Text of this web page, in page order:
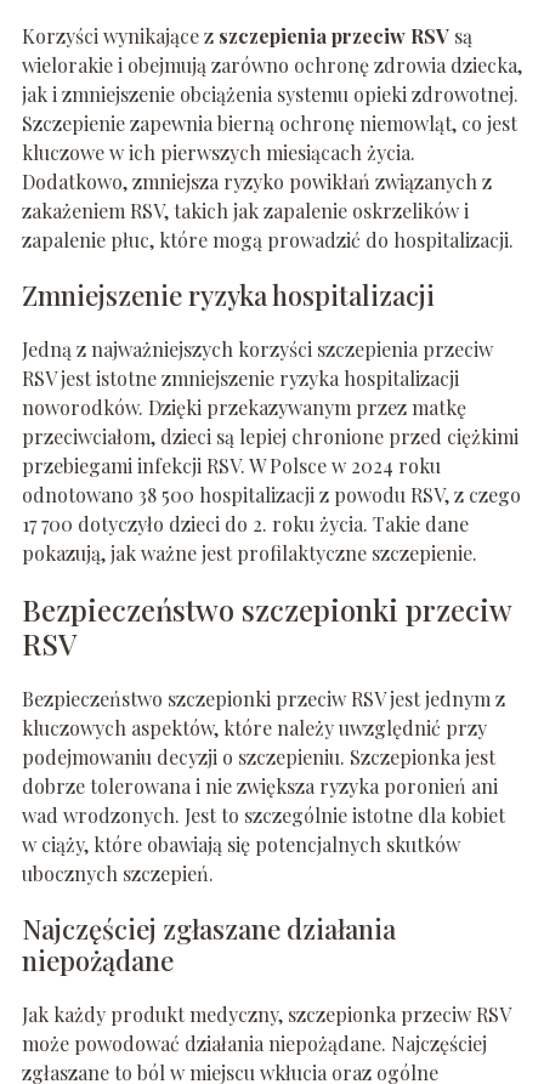
Korzyści wynikające z szczepienia przeciw RSVsą
wielorakie i obejmują zarówno ochronę zdrowia dziecka,
jak i zmniejszenie obciążenia systemu opieki zdrowotnej.
Szczepienie zapewnia bierną ochronę niemowląt, co jest
kluczowe w ich pierwszych miesiącach życia.
Dodatkowo, zmniejsza ryzyko powikłań związanych z
zakażeniem RSV, takich jak zapalenie oskrzelików i
zapalenie płuc, które mogą prowadzić do hospitalizacji.
Zmniejszenie ryzyka hospitalizacji
Jedną z najważniejszych korzyści szczepienia przeciw
RSV jest istotne zmniejszenie ryzyka hospitalizacji
noworodków. Dzięki przekazywanym przez matkę
przeciwciałom, dzieci są lepiej chronione przed ciężkimi
przebiegami infekcji RSV. W Polsce w 2024 roku
odnotowano 38 500 hospitalizacji z powodu RSV, z czego
17 700 dotyczyło dzieci do 2. roku życia. Takie dane
pokazują, jak ważne jest profilaktyczne szczepienie.
Bezpieczeństwo szczepionki przeciw
RSV
Bezpieczeństwo szczepionki przeciw RSV jest jednym z
kluczowych aspektów, które należy uwzględnić przy
podejmowaniu decyzji o szczepieniu. Szczepionka jest
dobrze tolerowana i nie zwiększa ryzyka poronień ani
wad wrodzonych. Jest to szczególnie istotne dla kobiet
w ciąży, które obawiają się potencjalnych skutków
ubocznych szczepień.
Najczęściej zgłaszane działania
niepożądane
Jak każdy produkt medyczny, szczepionka przeciw RSV
może powodować działania niepożądane. Najczęściej
zgłaszane to ból w miejscu wkłucia oraz ogólne